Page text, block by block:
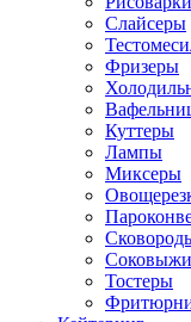
Слайсеры
Фризеры
Куттеры
Лампы
Миксеры
Тостеры